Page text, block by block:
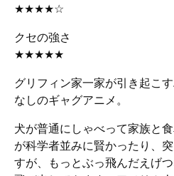
★★★★☆
クセの強さ
★★★★★
グリフィン家一家が引き起こ
なしのギャグアニメ。
犬が普通にしゃべって家族と
が科学者並みに賢かったり、
すが、もっとぶっ飛んだえげ